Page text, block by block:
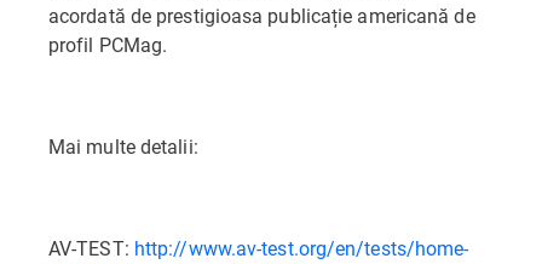
acordată de prestigioasa publicație americană de
profil PCMag.
Mai multe detalii:
AV-TEST: http://www.av-test.org/en/tests/home-